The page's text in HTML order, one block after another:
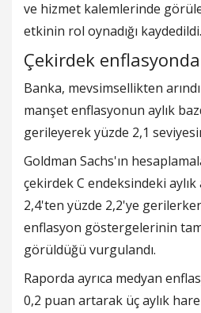
ve hizmet kalemlerinde
etkinin rol oynadığı kaydedildi.
Çekirdek
Banka, mevsimsellikten
manşet enflasyonun aylık
gerileyerek yüzde 2,1
Goldman Sachs'ın
çekirdek C endeksindeki aylık
2,4'ten yüzde 2,2'ye
enflasyon göstergelerinin
görüldüğü vurgulandı.
Raporda ayrıca medyan
0,2 puan artarak üç aylık